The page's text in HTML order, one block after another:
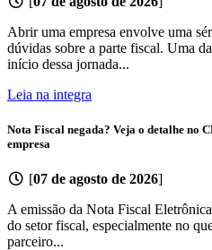
Abrir uma empresa envolve uma
dúvidas sobre a parte fiscal. Uma
início dessa jornada...
Leia na integra
Nota Fiscal negada? Veja o detalhe no
empresa
[07 de agosto de 2026]
A emissão da Nota Fiscal
do setor fiscal, especialmente no
parceiro...